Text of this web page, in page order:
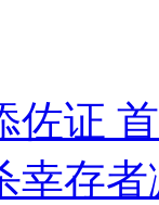
佐证
幸存